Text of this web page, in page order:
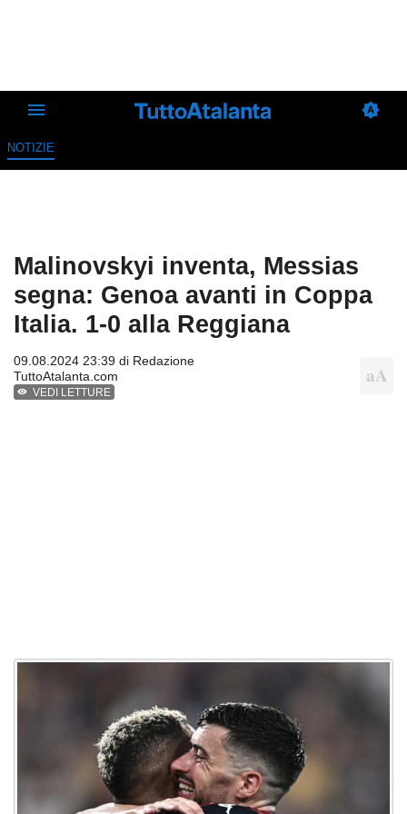
NOTIZIE
Malinovskyi inventa, Messias
segna: Genoa avanti in Coppa
Italia. 1-0 alla Reggiana
09.08.2024 23:39 di Redazione
TuttoAtalanta.com
VEDI LETTURE